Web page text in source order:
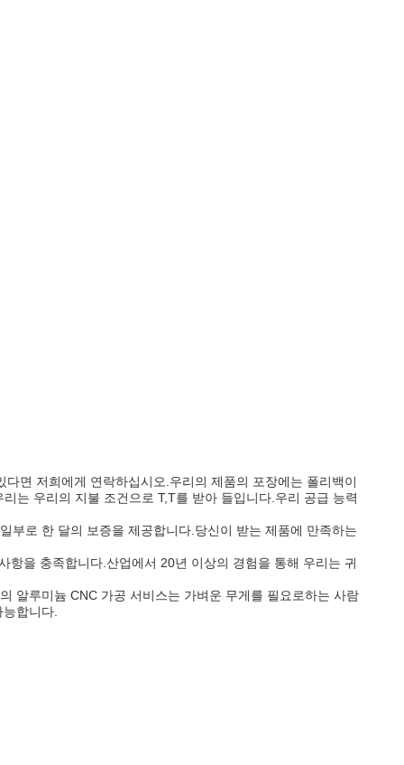
면 저희에게 연락하십시오.우리의 제품의 포장에는 폴리백이
는 우리의 지불 조건으로 T,T를 받아 들입니다.우리 공급 능력
부로 한 달의 보증을 제공합니다.당신이 받는 제품에 만족하는
을 충족합니다.산업에서 20년 이상의 경험을 통해 우리는 귀
알루미늄 CNC 가공 서비스는 가벼운 무게를 필요로하는 사람
합니다.